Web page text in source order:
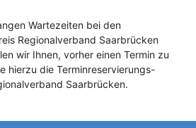
Wartezeiten bei den
Regionalverband Saarbrücken
wir Ihnen, vorher einen Termin zu
hierzu die Terminreservierungs-
Saarbrücken.